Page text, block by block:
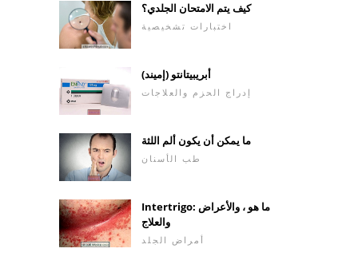
كيف يتم الامتحان الجلدي؟
اختبارات تشخيصية
أبريبيتانتو (إميند)
إدراج الحزم والعلاجات
ما يمكن أن يكون ألم اللثة
طب الأسنان
Intertrigo: ما هو ، والأعراض
والعلاج
أمراض الجلد